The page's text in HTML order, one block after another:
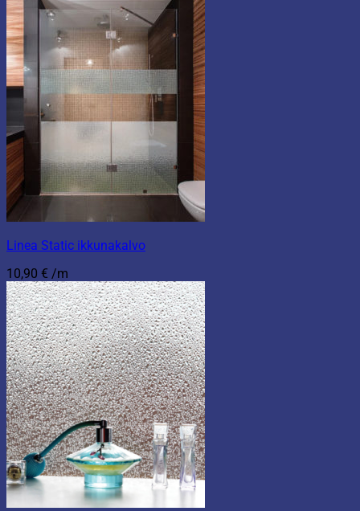
Linea Static ikkunakalvo
10,90 € /m